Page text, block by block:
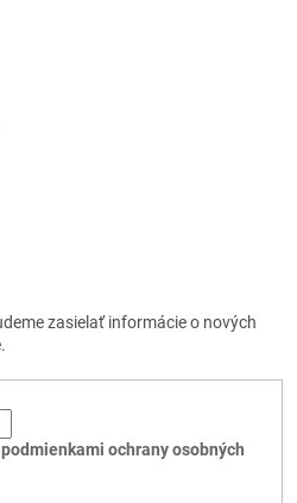
zasielať informácie o nových
podmienkami ochrany osobných